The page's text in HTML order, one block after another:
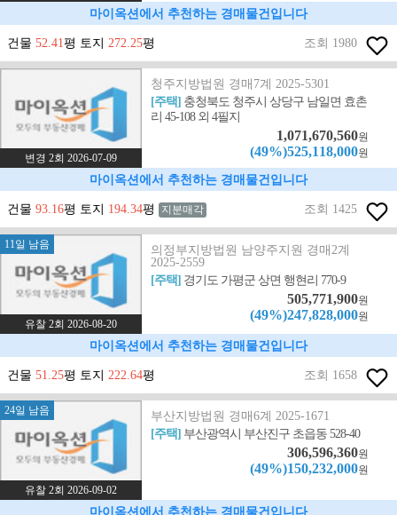
마이옥션에서 추천하는 경매물건입니다
건물 52.41평 토지 272.25평 조회 1980
변경 2회 2026-07-09
청주지방법원 경매7계 2025-5301
[주택] 충청북도 청주시 상당구 남일면 효촌
리 45-108 외 4필지
1,071,670,560원
(49%)525,118,000원
마이옥션에서 추천하는 경매물건입니다
건물 93.16평 토지 194.34평 지분매각 조회 1425
11일 남음
유찰 2회 2026-08-20
의정부지방법원 남양주지원 경매2계
2025-2559
[주택] 경기도 가평군 상면 행현리 770-9
505,771,900원
(49%)247,828,000원
마이옥션에서 추천하는 경매물건입니다
건물 51.25평 토지 222.64평 조회 1658
24일 남음
유찰 2회 2026-09-02
부산지방법원 경매6계 2025-1671
[주택] 부산광역시 부산진구 초읍동 528-40
306,596,360원
(49%)150,232,000원
마이옥션에서 추천하는 경매물건입니다